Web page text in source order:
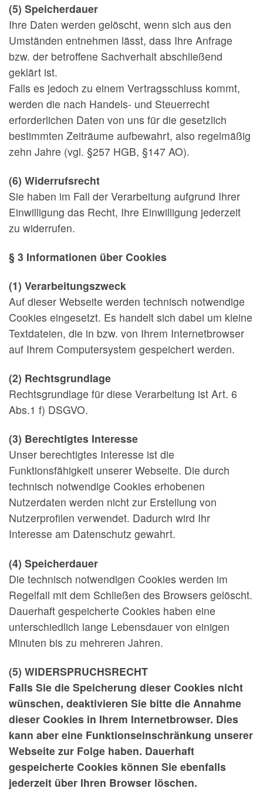
(5) Speicherdauer
Ihre Daten werden gelöscht, wenn sich aus den
Umständen entnehmen lässt, dass Ihre Anfrage
bzw. der betroffene Sachverhalt abschließend
geklärt ist.
Falls es jedoch zu einem Vertragsschluss kommt,
werden die nach Handels- und Steuerrecht
erforderlichen Daten von uns für die gesetzlich
bestimmten Zeiträume aufbewahrt, also regelmäßig
zehn Jahre (vgl. §257 HGB, §147 AO).
(6) Widerrufsrecht
Sie haben im Fall der Verarbeitung aufgrund Ihrer
Einwilligung das Recht, Ihre Einwilligung jederzeit
zu widerrufen.
§ 3 Informationen über Cookies
(1) Verarbeitungszweck
Auf dieser Webseite werden technisch notwendige
Cookies eingesetzt. Es handelt sich dabei um kleine
Textdateien, die in bzw. von Ihrem Internetbrowser
auf Ihrem Computersystem gespeichert werden.
(2) Rechtsgrundlage
Rechtsgrundlage für diese Verarbeitung ist Art. 6
Abs.1 f) DSGVO.
(3) Berechtigtes Interesse
Unser berechtigtes Interesse ist die
Funktionsfähigkeit unserer Webseite. Die durch
technisch notwendige Cookies erhobenen
Nutzerdaten werden nicht zur Erstellung von
Nutzerprofilen verwendet. Dadurch wird Ihr
Interesse am Datenschutz gewahrt.
(4) Speicherdauer
Die technisch notwendigen Cookies werden im
Regelfall mit dem Schließen des Browsers gelöscht.
Dauerhaft gespeicherte Cookies haben eine
unterschiedlich lange Lebensdauer von einigen
Minuten bis zu mehreren Jahren.
(5) WIDERSPRUCHSRECHT
Falls Sie die Speicherung dieser Cookies nicht
wünschen, deaktivieren Sie bitte die Annahme
dieser Cookies in Ihrem Internetbrowser. Dies
kann aber eine Funktionseinschränkung unserer
Webseite zur Folge haben. Dauerhaft
gespeicherte Cookies können Sie ebenfalls
jederzeit über Ihren Browser löschen.